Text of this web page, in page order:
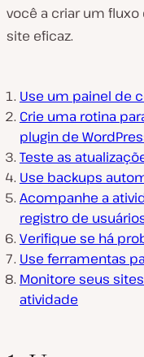
você a criar um
site eficaz.
Use um painel de
Crie uma rotina
plugin de
Teste as
Use backups
Acompanhe a
registro de
Verifique se há
Use ferramentas
Monitore seus
atividade